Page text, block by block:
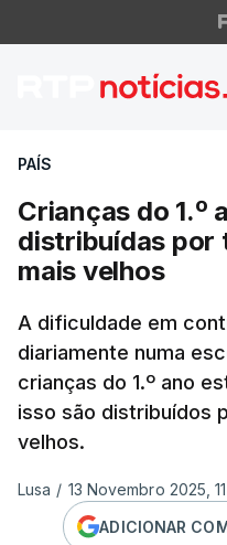
Crianças
PAÍS
Crianças do 1.º
distribuídas por
mais velhos
A dificuldade em
diariamente numa
crianças do 1.º ano
isso são distribuídos
velhos.
Lusa / 13 Novembro 2025,
ADICIONAR